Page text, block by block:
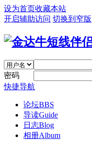
设为首页收藏本站
开启辅助访问 切换到窄版
密码
快捷导航
论坛BBS
导读Guide
日志Blog
相册Album